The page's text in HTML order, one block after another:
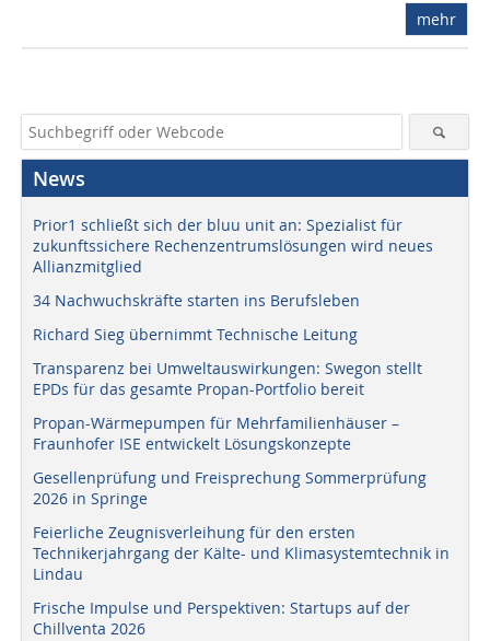
mehr
News
Prior1 schließt sich der bluu unit an: Spezialist für
zukunftssichere Rechenzentrumslösungen wird neues
Allianzmitglied
34 Nachwuchskräfte starten ins Berufsleben
Richard Sieg übernimmt Technische Leitung
Transparenz bei Umweltauswirkungen: Swegon stellt
EPDs für das gesamte Propan-Portfolio bereit
Propan-Wärmepumpen für Mehrfamilienhäuser –
Fraunhofer ISE entwickelt Lösungskonzepte
Gesellenprüfung und Freisprechung Sommerprüfung
2026 in Springe
Feierliche Zeugnisverleihung für den ersten
Technikerjahrgang der Kälte- und Klimasystemtechnik in
Lindau
Frische Impulse und Perspektiven: Startups auf der
Chillventa 2026